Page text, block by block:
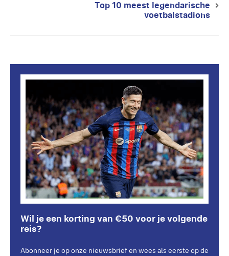
Top 10 meest legendarische
voetbalstadions
Wil je een korting van €50 voor je volgende
reis?
Abonneer je op onze nieuwsbrief en wees als eerste op de